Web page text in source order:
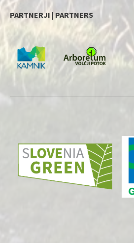
PARTNERJI | PARTNERS